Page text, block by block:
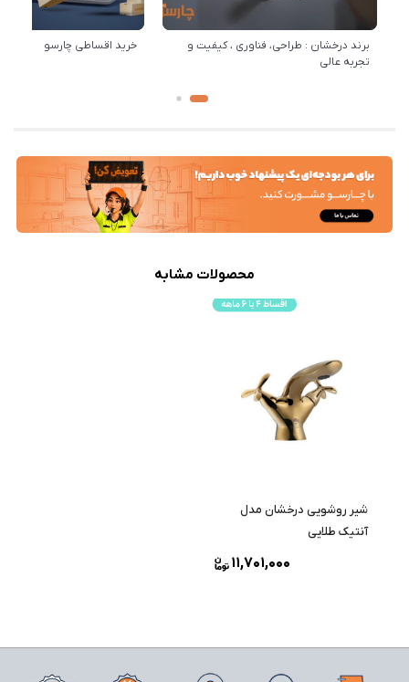
برند درخشان : طراحی، فناوری ، کیفیت و
تجربه عالی
خرید اقساطی چارسو
محصولات مشابه
شیر روشویی درخشان مدل
آنتیک طلایی
11,701,000